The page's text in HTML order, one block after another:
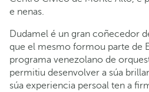
e nenas.
Dudamel é un gran coñecedor
que el mesmo formou parte de
programa venezolano de
permitiu desenvolver a súa
súa experiencia persoal ten a